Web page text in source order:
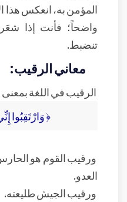
المؤمن به، انعكس هذا
واضحاً؛ فأنت إذا
تنضبط.
معاني الرقيب:
الرقيب في اللغة بمعنى
﴿ وَارْتَقِبُوا
ورقيب القوم هو
العدو.
ورقيب الجيش طليعته.